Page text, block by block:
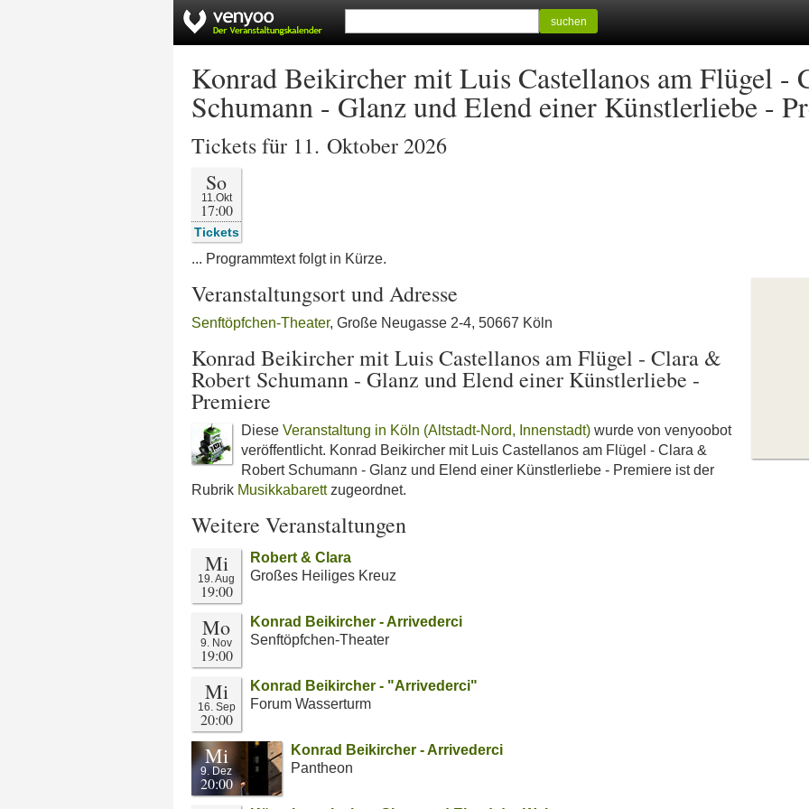
suchen
Konrad Beikircher mit Luis Castellanos am Flügel -
Schumann - Glanz und Elend einer Künstlerliebe -
Tickets für 11. Oktober 2026
So
11.Okt
17:00
Tickets
... Programmtext folgt in Kürze.
Veranstaltungsort und Adresse
Senftöpfchen-Theater, Große Neugasse 2-4, 50667 Köln
Konrad Beikircher mit Luis Castellanos am Flügel - Clara &
Robert Schumann - Glanz und Elend einer Künstlerliebe -
Premiere
Diese Veranstaltung in Köln (Altstadt-Nord, Innenstadt) wurde von venyoobot
veröffentlicht. Konrad Beikircher mit Luis Castellanos am Flügel - Clara &
Robert Schumann - Glanz und Elend einer Künstlerliebe - Premiere ist der
Rubrik Musikkabarettzugeordnet.
Weitere Veranstaltungen
Mi
19. Aug
19:00
Robert & Clara
Großes Heiliges Kreuz
Mo
9. Nov
19:00
Konrad Beikircher - Arrivederci
Senftöpfchen-Theater
Mi
16. Sep
20:00
Konrad Beikircher - "Arrivederci"
Forum Wasserturm
Mi
9. Dez
20:00
Konrad Beikircher - Arrivederci
Pantheon